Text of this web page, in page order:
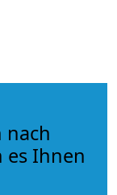
nach
es Ihnen